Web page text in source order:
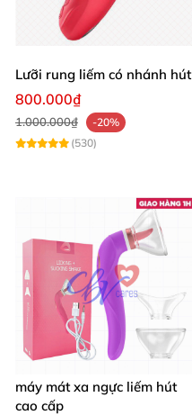
Lưỡi rung liếm có nhánh hút
800.000₫
1.000.000₫
-20%
(530)
máy mát xa ngực liếm hút
cao cấp